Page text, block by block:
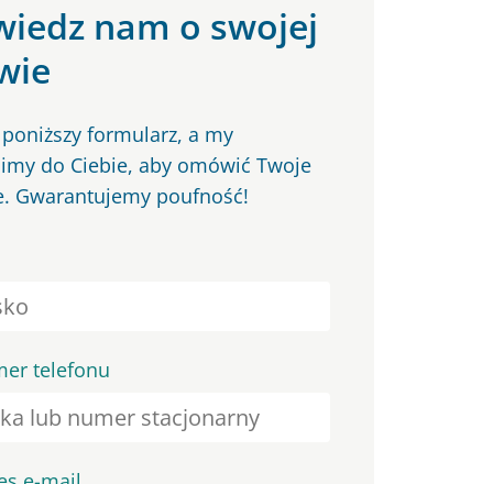
nam o swojej
formularz, a my
do Ciebie, aby omówić Twoje
Gwarantujemy poufność!
telefonu